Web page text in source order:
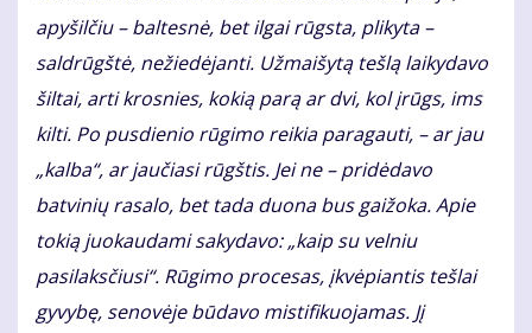
apyšilčiu – baltesnė, bet ilgai rūgsta, plikyta –
saldrūgštė, nežiedėjanti. Užmaišytą tešlą laikydavo
šiltai, arti krosnies, kokią parą ar dvi, kol įrūgs, ims
kilti. Po pusdienio rūgimo reikia paragauti, – ar jau
„kalba“, ar jaučiasi rūgštis. Jei ne – pridėdavo
batvinių rasalo, bet tada duona bus gaižoka. Apie
tokią juokaudami sakydavo: „kaip su velniu
pasilaksčiusi“. Rūgimo procesas, įkvėpiantis tešlai
gyvybę, senovėje būdavo mistifikuojamas. Jį